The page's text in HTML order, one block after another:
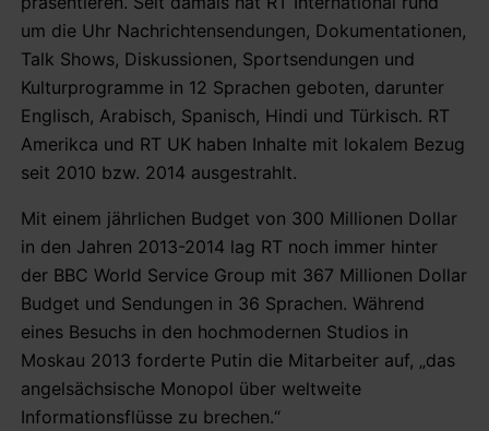
um die Uhr Nachrichtensendungen, Dokumentationen,
Talk Shows, Diskussionen, Sportsendungen und
Kulturprogramme in 12 Sprachen geboten, darunter
Englisch, Arabisch, Spanisch, Hindi und Türkisch. RT
Amerikca und RT UK haben Inhalte mit lokalem Bezug
seit 2010 bzw. 2014 ausgestrahlt.
Mit einem jährlichen Budget von 300 Millionen Dollar
in den Jahren 2013-2014 lag RT noch immer hinter
der BBC World Service Group mit 367 Millionen Dollar
Budget und Sendungen in 36 Sprachen. Während
eines Besuchs in den hochmodernen Studios in
Moskau 2013 forderte Putin die Mitarbeiter auf, „das
angelsächsische Monopol über weltweite
Informationsflüsse zu brechen.“